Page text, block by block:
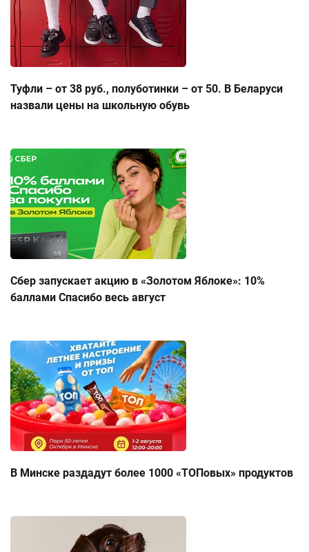
Туфли – от 38 руб., полуботинки – от 50. В Беларуси
назвали цены на школьную обувь
Сбер запускает акцию в «Золотом Яблоке»: 10%
баллами Спасибо весь август
В Минске раздадут более 1000 «ТОПовых» продуктов